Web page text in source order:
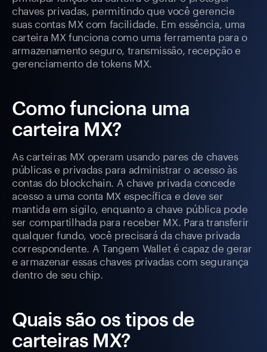
chaves privadas, permitindo que você gerencie
suas contas MX com facilidade. Em essência, uma
carteira MX funciona como uma ferramenta para o
armazenamento seguro, transmissão, recepção e
gerenciamento de tokens MX.
Como funciona uma
carteira MX?
As carteiras MX operam usando pares de chaves
públicas e privadas para administrar o acesso às
contas do blockchain. A chave privada concede
acesso a uma conta MX específica e deve ser
mantida em sigilo, enquanto a chave pública pode
ser compartilhada para receber MX. Para transferir
qualquer fundo, você precisará da chave privada
correspondente. A Tangem Wallet é capaz de gerar
e armazenar essas chaves privadas com segurança
dentro de seu chip.
Quais são os tipos de
carteiras MX?